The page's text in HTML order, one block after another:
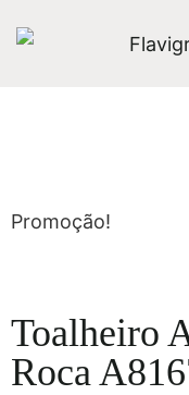
Promoção!
Toalheiro
Roca